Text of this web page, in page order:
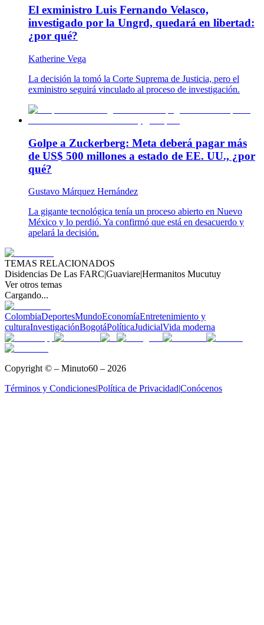
El exministro Luis Fernando Velasco,
investigado por la Ungrd, quedará en libertad:
¿por qué?
Katherine Vega
La decisión la tomó la Corte Suprema de Justicia, pero el
exministro seguirá vinculado al proceso de investigación.
Golpe a Zuckerberg: Meta deberá pagar más
de US$ 500 millones a estado de EE. UU., ¿por
qué?
Gustavo Márquez Hernández
La gigante tecnológica tenía un proceso abierto en Nuevo
México y lo perdió. Ya confirmó que está en desacuerdo y
apelará la decisión.
TEMAS RELACIONADOS
Disidencias De Las FARC|Guaviare|Hermanitos Mucutuy
Ver otros temas
Cargando...
ColombiaDeportesMundoEconomíaEntretenimiento y
culturaInvestigaciónBogotáPolíticaJudicialVida moderna
Copyright © – Minuto60 – 2026
Términos y Condiciones|Política de Privacidad|Conócenos